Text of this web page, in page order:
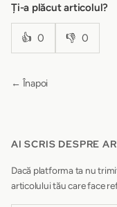
Ți-a plăcut articolul?
👍 0 👎 0
← Înapoi
AI SCRIS DESPRE
Dacă platforma ta nu
articolului tău care face